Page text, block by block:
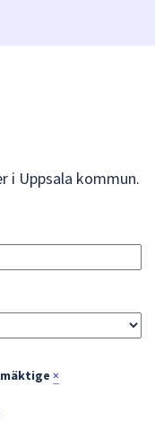
sökförslag
under
fältet.
piltangenterna
för
navigera
i Uppsala kommun.
×